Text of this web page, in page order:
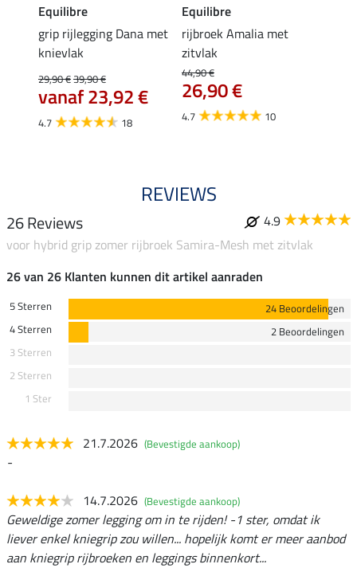
Equilibre
grip rijlegging Dana met
knievlak
29,90 €39,90 €
vanaf 23,92 €
4.7 18
Equilibre
rijbroek Amalia met
zitvlak
44,90 €
26,90 €
4.7 10
REVIEWS
26 Reviews
4.9
voor hybrid grip zomer rijbroek Samira-Mesh met zitvlak
26 van 26 Klanten kunnen dit artikel aanraden
5 Sterren
24 Beoordelingen
4 Sterren
2 Beoordelingen
3 Sterren
2 Sterren
1 Ster
21.7.2026 (Bevestigde aankoop)
-
14.7.2026 (Bevestigde aankoop)
Geweldige zomer legging om in te rijden! -1 ster, omdat ik
liever enkel kniegrip zou willen... hopelijk komt er meer aanbod
aan kniegrip rijbroeken en leggings binnenkort...